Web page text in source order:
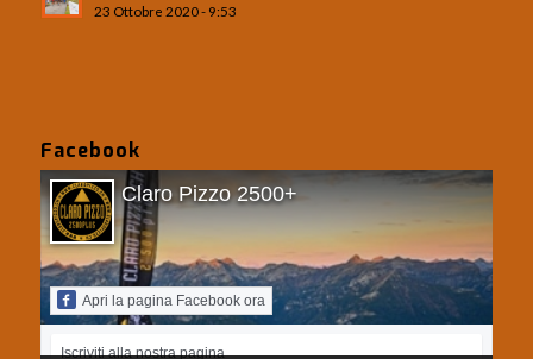
23 Ottobre 2020 - 9:53
Facebook
Claro Pizzo 2500+
Apri la pagina Facebook ora
Iscriviti alla nostra pagina